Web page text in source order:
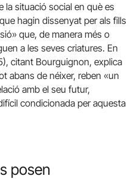
la situació social en què es
hagin dissenyat per als fills
que, de manera més o
a les seves criatures. En
citant Bourguignon, explica
abans de néixer, reben «un
amb el seu futur,
condicionada per aquesta
posen